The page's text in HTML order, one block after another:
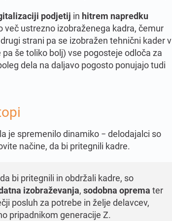
podjetij in hitrem napredku
več ustrezno izobraženega kadra, čemur
strani pa se izobražen tehnični kader v
še toliko bolj) vse pogosteje odloča za
dela na daljavo pogosto ponujajo tudi
je spremenilo dinamiko − delodajalci so
načine, da bi pritegnili kadre.
bi pritegnili in obdržali kadre, so
izobraževanja, sodobna oprema ter
posluh za potrebe in želje delavcev,
pripadnikom generacije Z.